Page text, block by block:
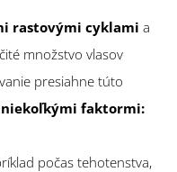
rastovými cyklami a
množstvo vlasov
presiahne túto
niekoľkými faktormi:
počas tehotenstva,